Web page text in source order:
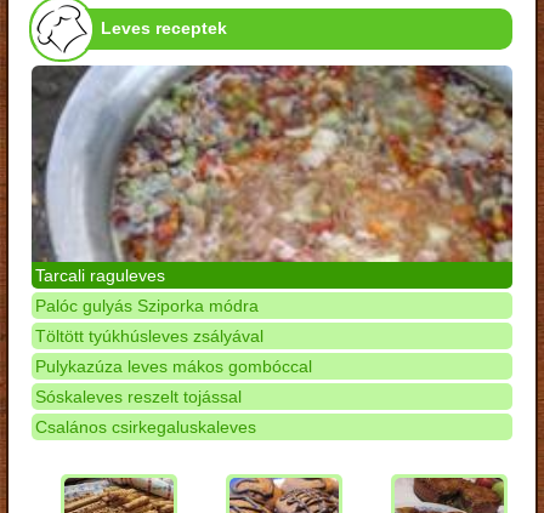
Leves receptek
Tarcali raguleves
Palóc gulyás Sziporka módra
Töltött tyúkhúsleves zsályával
Pulykazúza leves mákos gombóccal
Sóskaleves reszelt tojással
Csalános csirkegaluskaleves